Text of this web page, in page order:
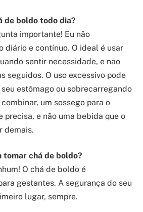
de boldo todo dia?
importante! Eu não
diário e contínuo. O ideal é usar
sentir necessidade, e não
seguidos. O uso excessivo pode
estômago ou sobrecarregando
um sossego para o
precisa, e não uma bebida que o
demais.
tomar chá de boldo?
O chá de boldo é
gestantes. A segurança do seu
lugar, sempre.